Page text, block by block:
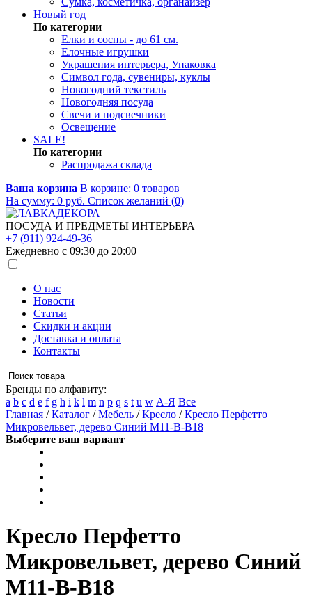
Новый год
По категории
Елки и сосны - до 61 см.
Елочные игрушки
Украшения интерьера, Упаковка
Символ года, сувениры, куклы
Новогодний текстиль
Новогодняя посуда
Свечи и подсвечники
Освещение
SALE!
По категории
Распродажа склада
Ваша корзина В корзине: 0 товаров
На сумму: 0 руб. Список желаний (0)
ПОСУДА И ПРЕДМЕТЫ ИНТЕРЬЕРА
+7 (911) 924-49-36
Ежедневно с 09:30 до 20:00
О нас
Новости
Статьи
Скидки и акции
Доставка и оплата
Контакты
Бренды по алфавиту:
a b c d e f g h i k l m n p q s t u w А-Я Все
Главная /Каталог /Мебель /Кресло /Кресло Перфетто
Микровельвет, дерево Синий M11-B-B18
Выберите ваш вариант
Кресло Перфетто
Микровельвет, дерево Синий
M11-B-B18